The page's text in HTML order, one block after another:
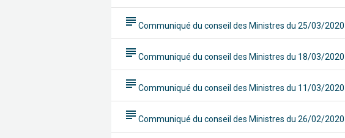
subject Communiqué du conseil des Ministres du 25/03/2020
subject Communiqué du conseil des Ministres du 18/03/2020
subject Communiqué du conseil des Ministres du 11/03/2020
subject Communiqué du conseil des Ministres du 26/02/2020